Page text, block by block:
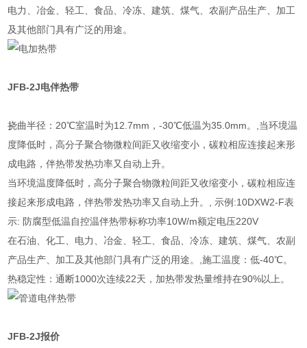
电力、冶金、轻工、食品、冷冻、建筑、煤气、农副产品生产、加工
及其他部门具有广泛的用途。
JFB-2J电伴热带
挠曲半径：20℃室温时为12.7mm，-30℃低温为35.0mm。,当环境温
度降低时，高分子聚合物微粒间距又收缩变小，碳粒相应连接起来形
成电路，伴热带发热功率又自动上升。
当环境温度降低时，高分子聚合物微粒间距又收缩变小，碳粒相应连
接起来形成电路，伴热带发热功率又自动上升。, 示例:10DXW2-F表
示: 防腐型低温自控温伴热带标称功率10W/m额定电压220V
在石油、化工、电力、冶金、轻工、食品、冷冻、建筑、煤气、农副
产品生产、加工及其他部门具有广泛的用途。,施工温度：低-40℃。
热稳定性：通断1000次连续22天，加热带发热量维持在90%以上。
JFB-2J报价